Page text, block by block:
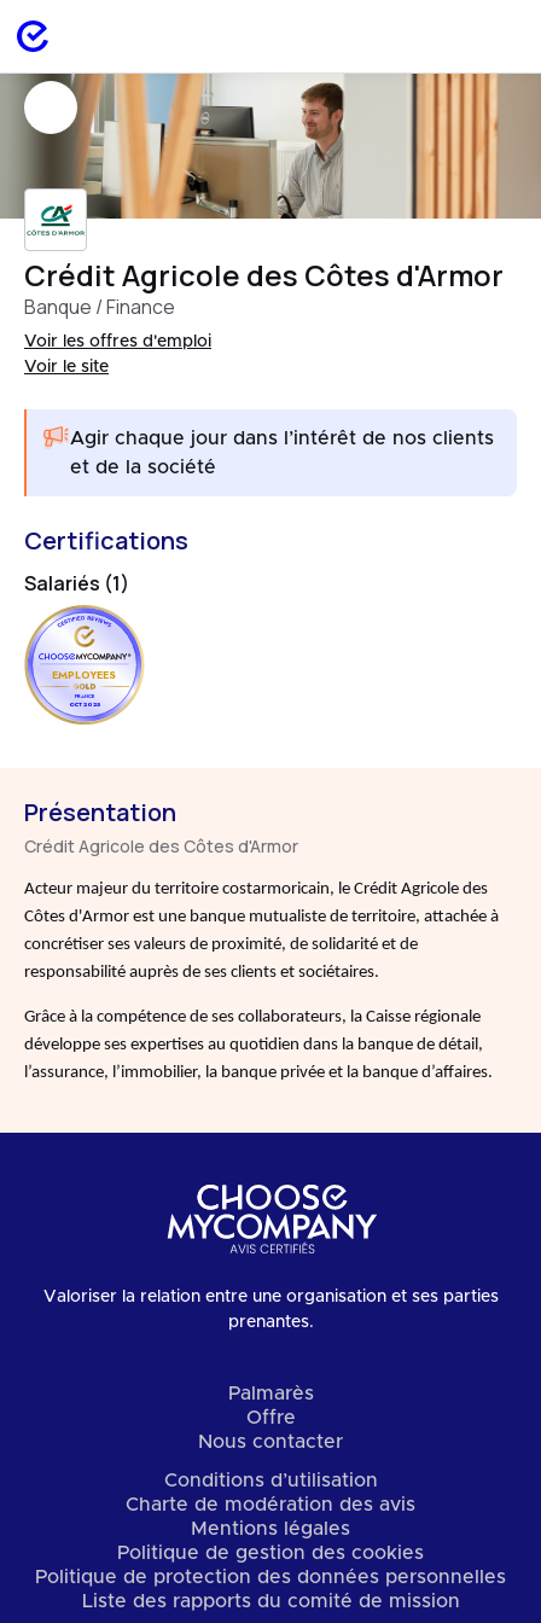
Crédit Agricole des Côtes d'Armor
Banque / Finance
Voir les offres d'emploi
Voir le site
Agir chaque jour dans l’intérêt de nos clients
et de la société
Certifications
Salariés (1)
EMPLOYEES
FRANCE
OCT 2025
Présentation
Crédit Agricole des Côtes d'Armor
Acteur majeur du territoire costarmoricain, le Crédit Agricole des
Côtes d'Armor est une banque mutualiste de territoire, attachée à
concrétiser ses valeurs de proximité, de solidarité et de
responsabilité auprès de ses clients et sociétaires.
Grâce à la compétence de ses collaborateurs, la Caisse régionale
développe ses expertises au quotidien dans la banque de détail,
l’assurance, l’immobilier, la banque privée et la banque d’affaires.
Valoriser la relation entre une organisation et ses parties
prenantes.
Palmarès
Offre
Nous contacter
Conditions d’utilisation
Charte de modération des avis
Mentions légales
Politique de gestion des cookies
Politique de protection des données personnelles
Liste des rapports du comité de mission